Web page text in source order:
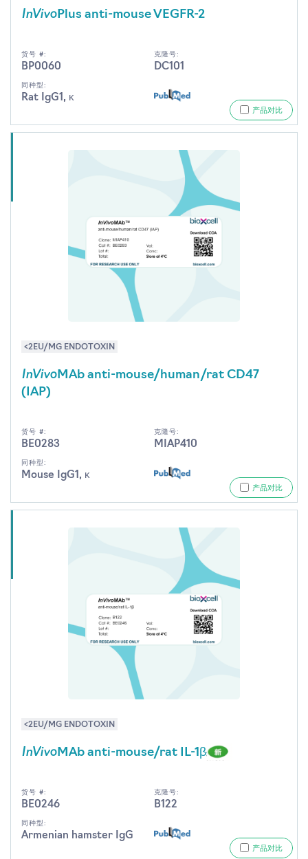
InVivoPlus anti-mouse VEGFR-2
货号 #:
BP0060
克隆号:
DC101
同种型:
Rat IgG1, κ
产品对比
<2EU/MG ENDOTOXIN
InVivoMAb anti-mouse/human/rat CD47
(IAP)
货号 #:
BE0283
克隆号:
MIAP410
同种型:
Mouse IgG1, κ
产品对比
<2EU/MG ENDOTOXIN
InVivoMAb anti-mouse/rat IL-1β
货号 #:
BE0246
克隆号:
B122
同种型:
Armenian hamster IgG
产品对比